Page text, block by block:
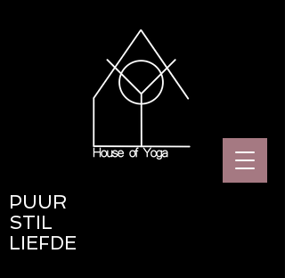
PUUR
STIL
LIEFDE